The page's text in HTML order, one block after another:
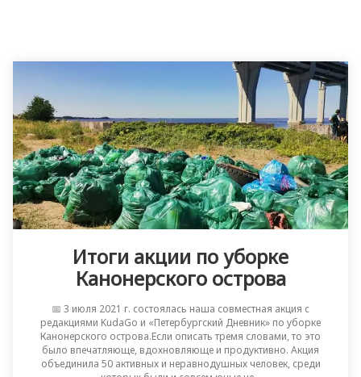
Итоги акции по уборке
Канонерского острова
📅 3 июля 2021 г. состоялась наша совместная акция с
редакциями KudaGo и «Петербургский Дневник» по уборке
Канонерского острова.Если описать тремя словами, то это
было впечатляюще, вдохновляюще и продуктивно. Акция
объединила 50 активных и неравнодушных человек, среди